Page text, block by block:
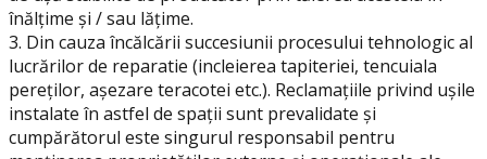
înălțime și / sau lățime.
3. Din cauza încălcării succesiunii procesului tehnologic al
lucrărilor de reparatie (incleierea tapiteriei, tencuiala
pereților, așezare teracotei etc.). Reclamațiile privind ușile
instalate în astfel de spații sunt prevalidate și
cumpărătorul este singurul responsabil pentru